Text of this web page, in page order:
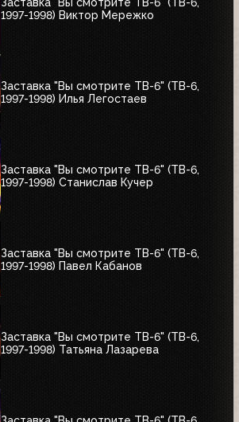
1997-1998) Виктор Мережко
Заставка "Вы смотрите ТВ-6" (ТВ-6,
1997-1998) Илья Легостаев
Заставка "Вы смотрите ТВ-6" (ТВ-6,
1997-1998) Станислав Кучер
Заставка "Вы смотрите ТВ-6" (ТВ-6,
1997-1998) Павел Кабанов
Заставка "Вы смотрите ТВ-6" (ТВ-6,
1997-1998) Татьяна Лазарева